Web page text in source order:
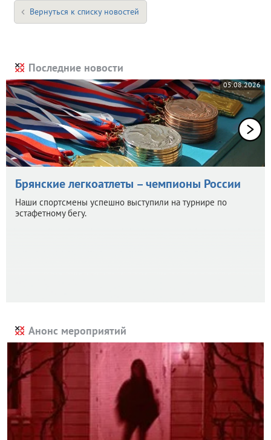
Вернуться к списку новостей
Последние новости
05.08.2026
Брянские легкоатлеты – чемпионы России
Наши спортсмены успешно выступили на турнире по
эстафетному бегу.
Анонс мероприятий